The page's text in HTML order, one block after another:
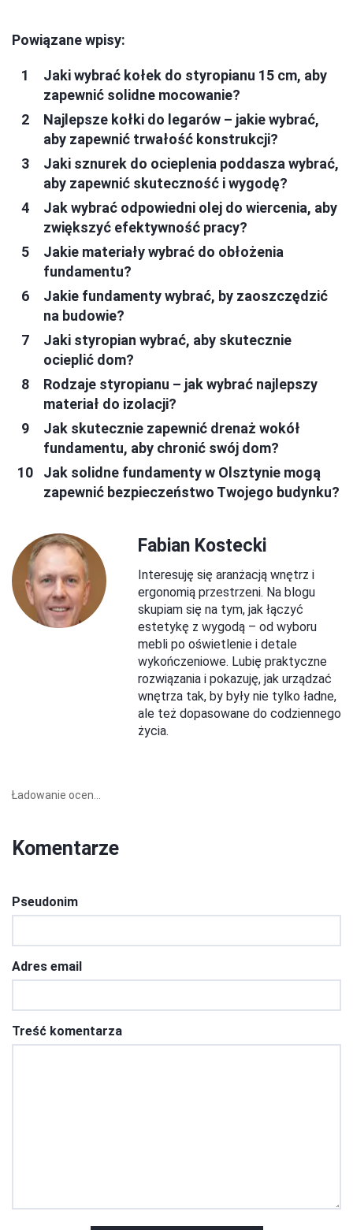
Powiązane wpisy:
Jaki wybrać kołek do styropianu 15 cm, aby
zapewnić solidne mocowanie?
Najlepsze kołki do legarów – jakie wybrać,
aby zapewnić trwałość konstrukcji?
Jaki sznurek do ocieplenia poddasza wybrać,
aby zapewnić skuteczność i wygodę?
Jak wybrać odpowiedni olej do wiercenia, aby
zwiększyć efektywność pracy?
Jakie materiały wybrać do obłożenia
fundamentu?
Jakie fundamenty wybrać, by zaoszczędzić
na budowie?
Jaki styropian wybrać, aby skutecznie
ocieplić dom?
Rodzaje styropianu – jak wybrać najlepszy
materiał do izolacji?
Jak skutecznie zapewnić drenaż wokół
fundamentu, aby chronić swój dom?
Jak solidne fundamenty w Olsztynie mogą
zapewnić bezpieczeństwo Twojego budynku?
Fabian Kostecki
Interesuję się aranżacją wnętrz i
ergonomią przestrzeni. Na blogu
skupiam się na tym, jak łączyć
estetykę z wygodą – od wyboru
mebli po oświetlenie i detale
wykończeniowe. Lubię praktyczne
rozwiązania i pokazuję, jak urządzać
wnętrza tak, by były nie tylko ładne,
ale też dopasowane do codziennego
życia.
Ładowanie ocen...
Komentarze
Pseudonim
Adres email
Treść komentarza